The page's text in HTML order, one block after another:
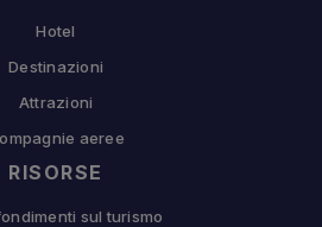
Hotel
Destinazioni
Attrazioni
aeree
RISORSE
sul turismo